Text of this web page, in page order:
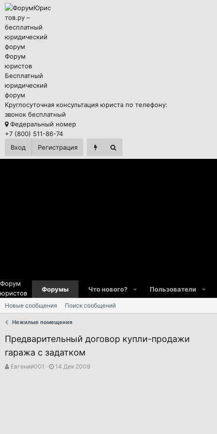
Форум
юристов
Бесплатный
юридический
форум
Круглосуточная консультация юриста по телефону:
звонок бесплатный
Федеральный номер
+7 (800) 511-86-74
Вход
Регистрация
Форум
юристов
Форумы Что нового? Пользователи
Новые сообщения Поиск сообщений
Нежилые помещения
Предварительный договор купли-продажи
гаража с задатком
А
Евгений001
Д
14 Дек 2009